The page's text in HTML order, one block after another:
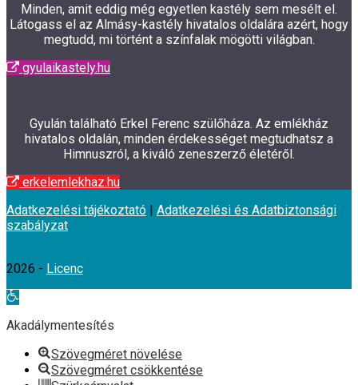
Minden, amit eddig még egyetlen kastély sem mesélt el.
Látogass el az Almásy-kastély hivatalos oldalára azért, hogy
megtudd, mi történt a színfalak mögötti világban.
gyulaikastely.hu
Gyulán található Erkel Ferenc szülőháza. Az emlékház
hivatalos oldalán, minden érdekességet megtudhatsz a
Himnuszról, a kiváló zeneszerző életéről.
erkelemlekhaz.hu
Adatkezelési tájékoztató | Adatkezelési és Adatbiztonsági
szabályzat
2026 - Licenc
Eszköztár
Akadálymentesítés
Szövegméret növelése
Szövegméret csökkentése